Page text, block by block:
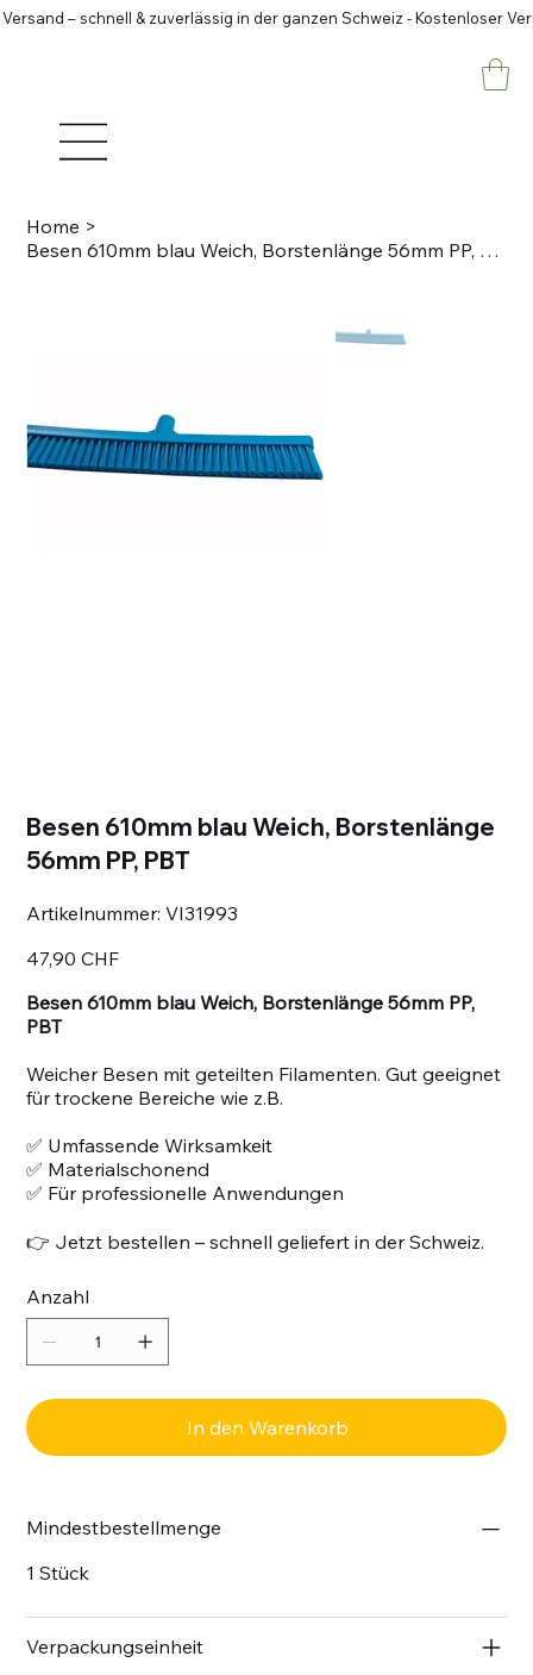
– schnell & zuverlässig in der ganzen Schweiz - Kostenloser
Home >
Besen 610mm blau Weich, Borstenlänge 56mm PP, PBT
Besen 610mm blau Weich, Borstenlänge
56mm PP, PBT
Artikelnummer: Artikelnummer:
VI31993
VI31993
47,90 CHF
Besen 610mm blau Weich, Borstenlänge 56mm PP,
PBT
Weicher Besen mit geteilten Filamenten. Gut geeignet
für trockene Bereiche wie z.B.
✅ Umfassende Wirksamkeit
✅ Materialschonend
✅ Für professionelle Anwendungen
👉 Jetzt bestellen – schnell geliefert in der Schweiz.
Anzahl
In den Warenkorb
Mindestbestellmenge
1 Stück
Verpackungseinheit